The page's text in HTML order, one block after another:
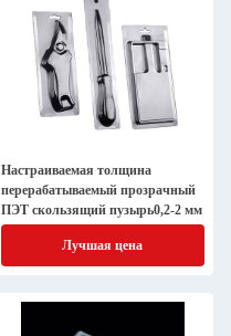
Настраиваемая толщина
перерабатываемый прозрачный
ПЭТ скользящий пузырь0,2-2 мм
Лучшая цена